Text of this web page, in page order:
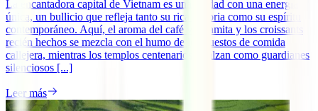
La encantadora capital de Vietnam es una ciudad con una energía
única, un bullicio que refleja tanto su rica historia como su espíritu
contemporáneo. Aquí, el aroma del café vietnamita y los croissants
recién hechos se mezcla con el humo de los puestos de comida
callejera, mientras los templos centenarios se alzan como guardianes
silenciosos [...]
Leer más